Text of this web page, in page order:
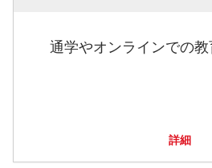
通学やオンラインでの
詳細